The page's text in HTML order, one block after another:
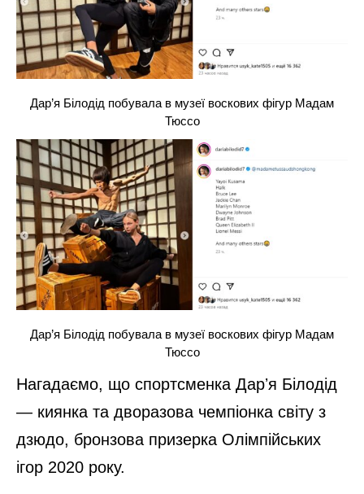
Дар’я Білодід побувала в музеї воскових фігур Мадам
Тюссо
Дар’я Білодід побувала в музеї воскових фігур Мадам
Тюссо
Нагадаємо, що спортсменка Дарʼя Білодід
— киянка та дворазова чемпіонка світу з
дзюдо, бронзова призерка Олімпійських
ігор 2020 року.